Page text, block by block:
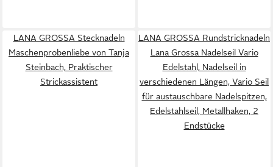
LANA GROSSA Stecknadeln
Maschenprobenliebe von Tanja
Steinbach, Praktischer
Strickassistent
LANA GROSSA Rundstricknadeln
Lana Grossa Nadelseil Vario
Edelstahl, Nadelseil in
verschiedenen Längen, Vario Seil
für austauschbare Nadelspitzen,
Edelstahlseil, Metallhaken, 2
Endstücke